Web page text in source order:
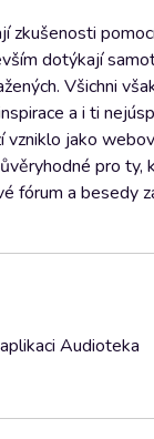
dotýkají
Všichni
a i ti
jako
pro
fórum a besedy
Audioteka